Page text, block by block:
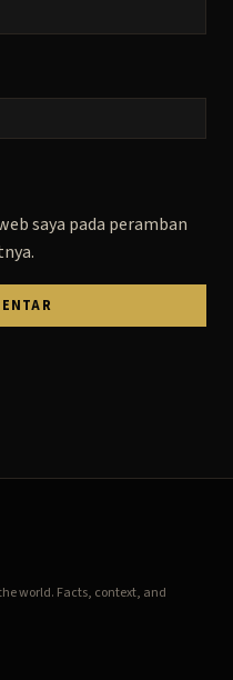
saya pada peramban
world. Facts, context, and